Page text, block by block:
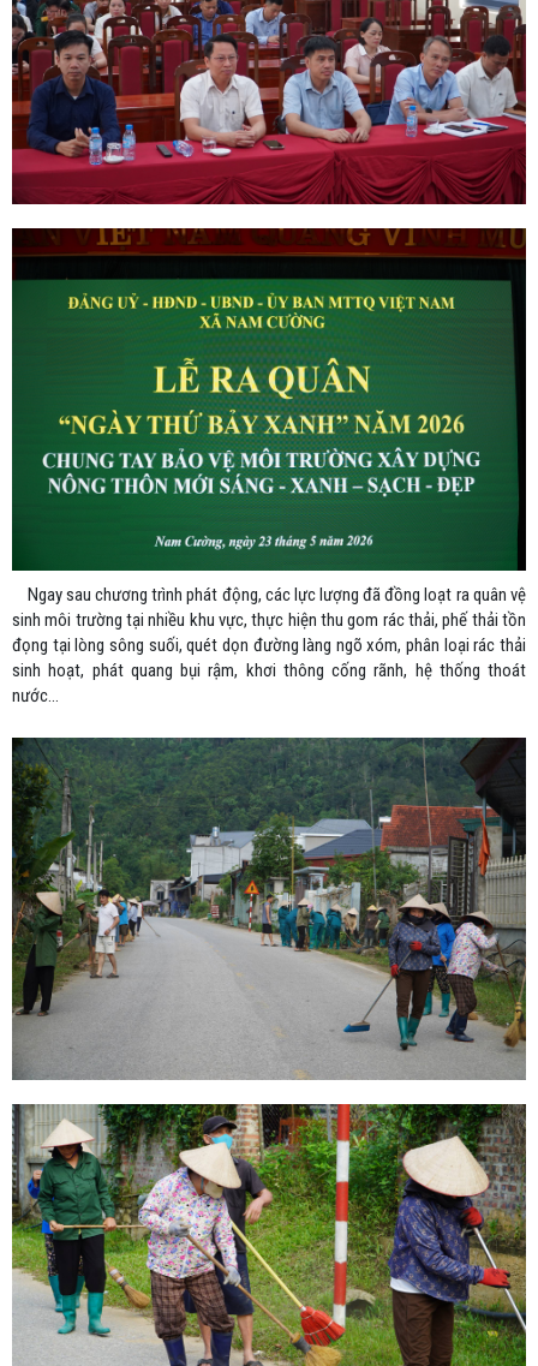
Ngay sau chương trình phát động, các lực lượng đã đồng loạt ra quân vệ
sinh môi trường tại nhiều khu vực, thực hiện thu gom rác thải, phế thải tồn
đọng tại lòng sông suối, quét dọn đường làng ngõ xóm, phân loại rác thải
sinh hoạt, phát quang bụi rậm, khơi thông cống rãnh, hệ thống thoát
nước...